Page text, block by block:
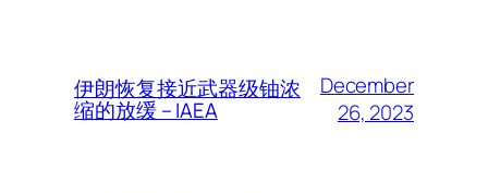
伊朗恢复接近武器级铀浓
缩的放缓 – IAEA
December
26, 2023